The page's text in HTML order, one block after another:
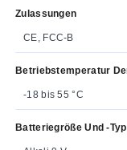
Zulassungen
CE, FCC-B
Betriebstemperatur
-18 bis 55 °C
Batteriegröße Und -typ